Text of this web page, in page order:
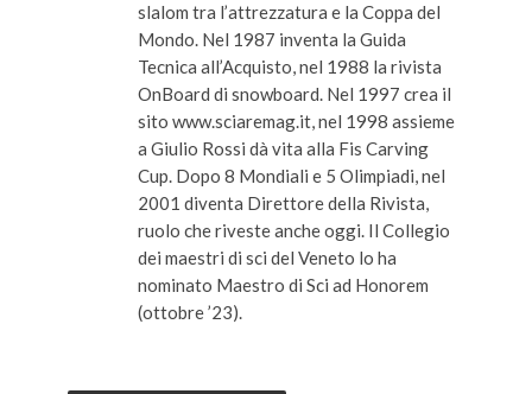
slalom tra l’attrezzatura e la Coppa del
Mondo. Nel 1987 inventa la Guida
Tecnica all’Acquisto, nel 1988 la rivista
OnBoard di snowboard. Nel 1997 crea il
sito www.sciaremag.it, nel 1998 assieme
a Giulio Rossi dà vita alla Fis Carving
Cup. Dopo 8 Mondiali e 5 Olimpiadi, nel
2001 diventa Direttore della Rivista,
ruolo che riveste anche oggi. Il Collegio
dei maestri di sci del Veneto lo ha
nominato Maestro di Sci ad Honorem
(ottobre ’23).